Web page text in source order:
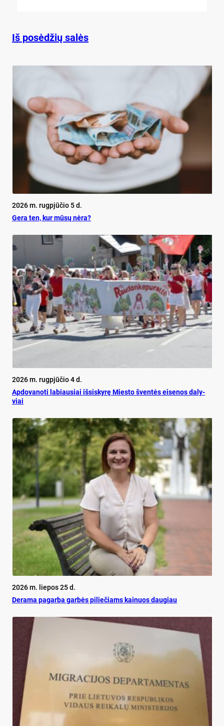
Iš posėdžių salės
2026 m. rugpjūčio 5 d.
Ge­ra ten, kur mū­sų nė­ra?
2026 m. rugpjūčio 4 d.
Ap­do­va­no­ti la­biau­siai iš­si­sky­rę Mies­to šven­tės ei­se­nos da­ly­
viai
2026 m. liepos 25 d.
De­ra­ma pa­gar­ba gar­bės pi­lie­čiams kai­nuos dau­giau